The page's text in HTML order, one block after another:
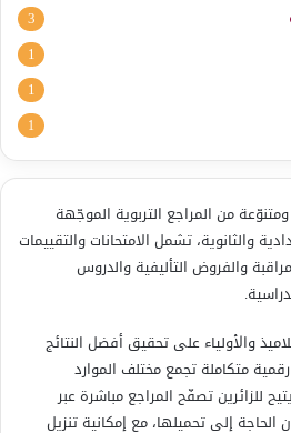
3
1
1
1
من المراجع التربوية الموجّهة
والثانوية، تشمل الامتحانات والتقييمات
والفروض التأليفية والدروس
والأولياء على تحقيق أفضل النتائج
متكاملة تجمع مختلف الموارد
للزائرين تصفّح المراجع مباشرة عبر
إلى تحميلها، مع إمكانية تنزيل